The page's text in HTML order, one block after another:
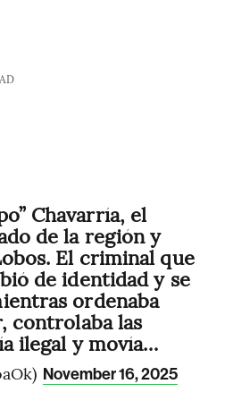
Chavarría, el
de la región y
El criminal que
de identidad y se
ordenaba
controlaba las
ilegal y movía…
November 16, 2025